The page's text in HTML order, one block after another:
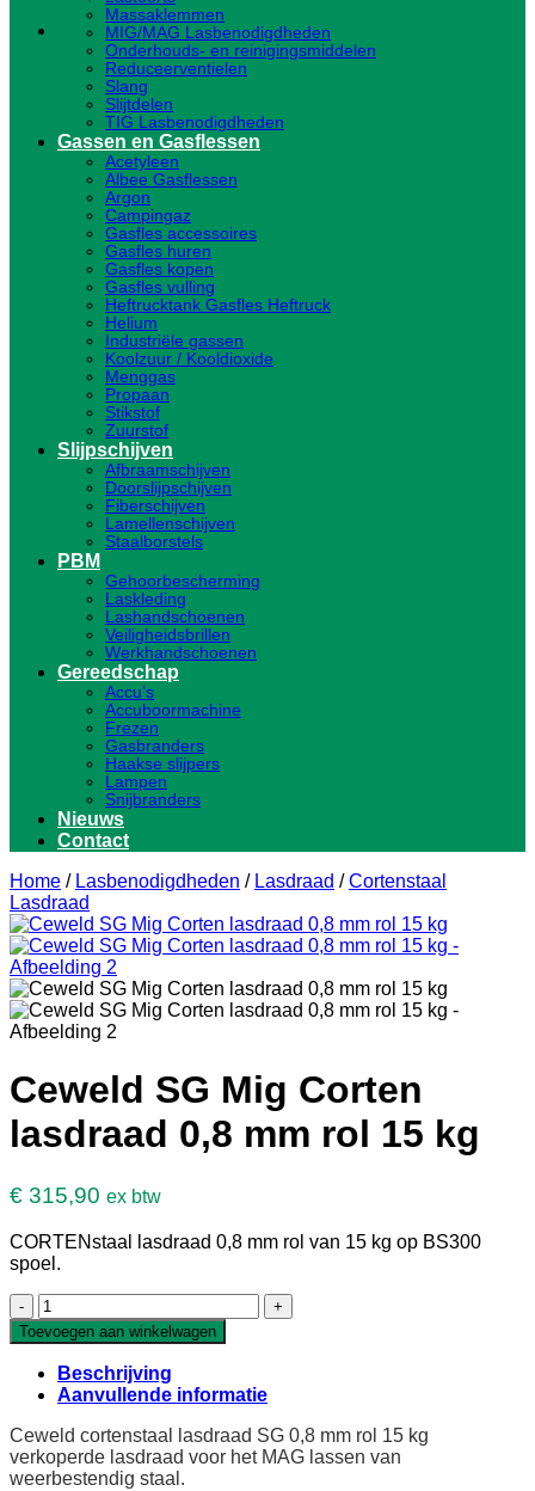
Massaklemmen
MIG/MAG Lasbenodigdheden
Onderhouds- en reinigingsmiddelen
Reduceerventielen
Slang
Slijtdelen
TIG Lasbenodigdheden
Gassen en Gasflessen
Acetyleen
Albee Gasflessen
Argon
Campingaz
Gasfles accessoires
Gasfles huren
Gasfles kopen
Gasfles vulling
Heftrucktank Gasfles Heftruck
Helium
Industriële gassen
Koolzuur / Kooldioxide
Menggas
Propaan
Stikstof
Zuurstof
Slijpschijven
Afbraamschijven
Doorslijpschijven
Fiberschijven
Lamellenschijven
Staalborstels
PBM
Gehoorbescherming
Laskleding
Lashandschoenen
Veiligheidsbrillen
Werkhandschoenen
Gereedschap
Accu’s
Accuboormachine
Frezen
Gasbranders
Haakse slijpers
Lampen
Snijbranders
Nieuws
Contact
Home / Lasbenodigdheden / Lasdraad / Cortenstaal
Lasdraad
Ceweld SG Mig Corten
lasdraad 0,8 mm rol 15 kg
€ 315,90 ex btw
CORTENstaal lasdraad 0,8 mm rol van 15 kg op BS300
spoel.
Ceweld
SG
Mig
Corten
lasdraad
0,8
mm
rol
15
Toevoegen aan winkelwagen
Beschrijving
Aanvullende informatie
Ceweld cortenstaal lasdraad SG 0,8 mm rol 15 kg
verkoperde lasdraad voor het MAG lassen van
weerbestendig staal.